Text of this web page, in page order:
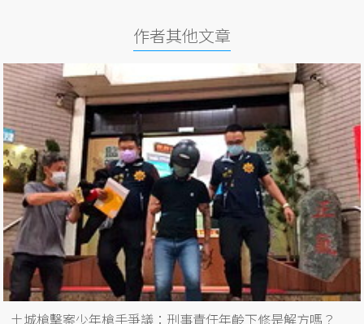
作者其他文章
土城槍擊案少年槍手爭議：刑事責任年齡下修是解方嗎？